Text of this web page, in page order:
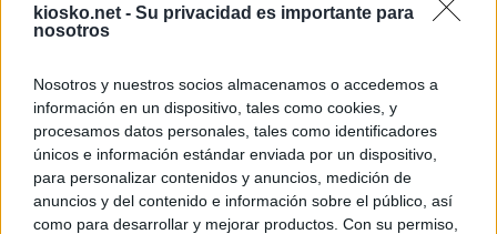
kiosko.net - Su privacidad es importante para
nosotros
Nosotros y nuestros socios almacenamos o accedemos a
información en un dispositivo, tales como cookies, y
procesamos datos personales, tales como identificadores
únicos e información estándar enviada por un dispositivo,
para personalizar contenidos y anuncios, medición de
anuncios y del contenido e información sobre el público, así
como para desarrollar y mejorar productos. Con su permiso,